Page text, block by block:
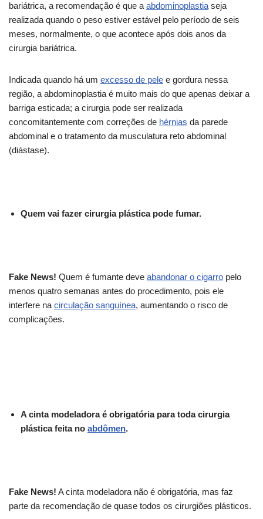
bariátrica, a recomendação é que a abdominoplastia seja
realizada quando o peso estiver estável pelo período de seis
meses, normalmente, o que acontece após dois anos da
cirurgia bariátrica.
Indicada quando há um excesso de pele e gordura nessa
região, a abdominoplastia é muito mais do que apenas deixar a
barriga esticada; a cirurgia pode ser realizada
concomitantemente com correções de hérnias da parede
abdominal e o tratamento da musculatura reto abdominal
(diástase).
Quem vai fazer cirurgia plástica pode fumar.
Fake News! Quem é fumante deve abandonar o cigarro pelo
menos quatro semanas antes do procedimento, pois ele
interfere na circulação sanguínea, aumentando o risco de
complicações.
A cinta modeladora é obrigatória para toda cirurgia
plástica feita no abdômen.
Fake News! A cinta modeladora não é obrigatória, mas faz
parte da recomendação de quase todos os cirurgiões plásticos.